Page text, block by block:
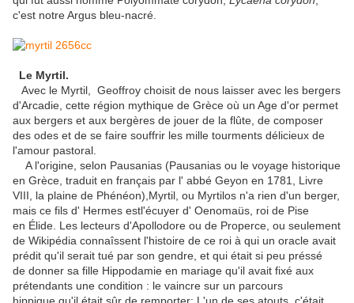
c'est notre Argus bleu-nacré.
Le Myrtil.
Avec le Myrtil, Geoffroy choisit de nous laisser avec les bergers
d'Arcadie, cette région mythique de Grèce où un Age d'or permet
aux bergers et aux bergères de jouer de la flûte, de composer
des odes et de se faire souffrir les mille tourments délicieux de
l'amour pastoral.
A l'origine, selon Pausanias (Pausanias ou le voyage historique
en Grèce, traduit en français par l' abbé Geyon en 1781, Livre
VIII, la plaine de Phénéon),Myrtil, ou Myrtilos n'a rien d'un berger,
mais ce fils d' Hermes estl'écuyer d' Oenomaüs, roi de Pise
en Élide. Les lecteurs d'Apollodore ou de Properce, ou seulement
de Wikipédia connaîssent l'histoire de ce roi à qui un oracle avait
prédit qu'il serait tué par son gendre, et qui était si peu préssé
de donner sa fille Hippodamie en mariage qu'il avait fixé aux
prétendants une condition : le vaincre sur un parcours